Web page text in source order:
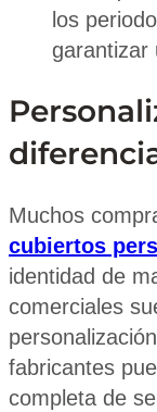
los
garantizar
Muchos
cubiertos
identidad de
comerciales
fabricantes
completa de